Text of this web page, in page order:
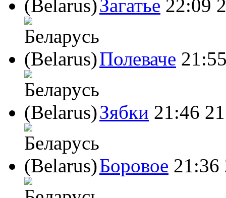
Загатье 22:09
Полеваче
Зябки 21:46
Боровое 21:36